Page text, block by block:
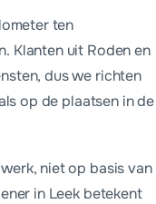
ten
Klanten uit Roden en
dus we richten
op de plaatsen in de
niet op basis van
in Leek betekent